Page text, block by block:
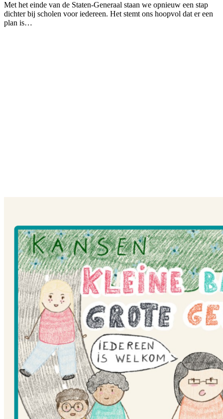
Met het einde van de Staten-Generaal staan we opnieuw een stap
dichter bij scholen voor iedereen. Het stemt ons hoopvol dat er een
plan is…